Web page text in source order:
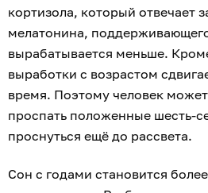
кортизола, который отвечает
мелатонина,
вырабатывается меньше.
выработки с возрастом
время. Поэтому человек
проспать положенные шесть-
проснуться ещё до рассвета.
Сон с годами становится